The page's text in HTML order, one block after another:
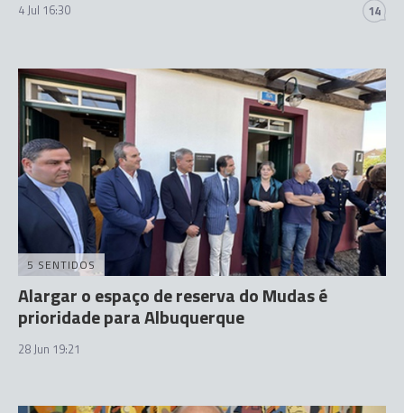
4 Jul 16:30 14
5 SENTIDOS
Alargar o espaço de reserva do Mudas é
prioridade para Albuquerque
28 Jun 19:21